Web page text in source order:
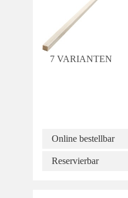
7 VARIANTEN
Online bestellbar
Reservierbar